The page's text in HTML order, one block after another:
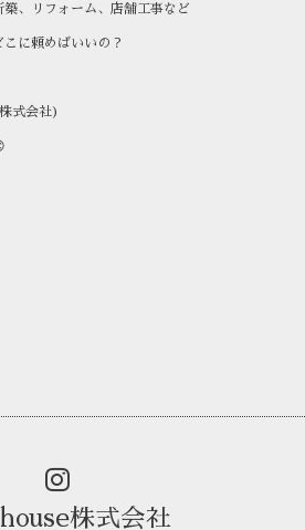
、リフォーム、店舗工事など
に頼めばいいの？
式会社)
株式会社